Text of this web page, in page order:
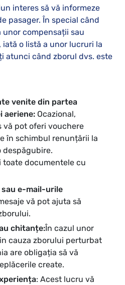
interes să vă informeze
pasager. În special când
compensații sau
iată o listă a unor lucruri la
atunci când zborul dvs. este
venite din partea
aeriene: Ocazional,
vă pot oferi vouchere
în schimbul renunțării la
despăgubire.
toate documentele cu
sau e-mail-urile
vă pot ajuta să
chitanțe:În cazul unor
cauza zborului perturbat
are obligația să vă
create.
: Acest lucru vă